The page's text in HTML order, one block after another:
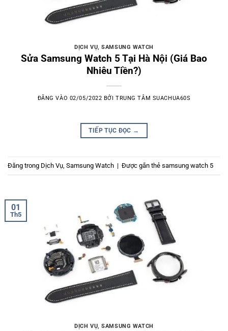
DỊCH VỤ,SAMSUNG WATCH
Sửa Samsung Watch 5 Tại Hà Nội (Giá Bao
Nhiêu Tiền?)
ĐĂNG VÀO 02/05/2022 BỞITRUNG TÂM SUACHUA60S
TIẾP TỤC ĐỌC →
Đăng trong Dịch Vụ Samsung Watch | Được gắn thẻ samsung watch 5
01
Th5
DỊCH VỤ,SAMSUNG WATCH